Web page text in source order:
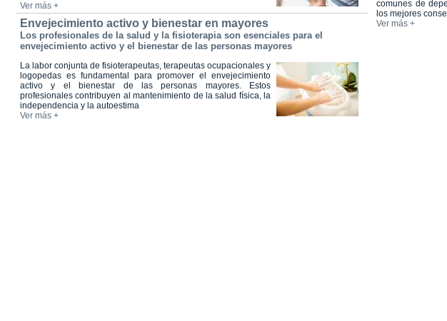
Ver más +
Envejecimiento activo y bienestar en mayores
Los profesionales de la salud y la fisioterapia son esenciales para el
envejecimiento activo y el bienestar de las personas mayores
La labor conjunta de fisioterapeutas, terapeutas ocupacionales y
logopedas es fundamental para promover el envejecimiento
activo y el bienestar de las personas mayores. Estos
profesionales contribuyen al mantenimiento de la salud física, la
independencia y la autoestima
Ver más +
comunes de
los mejores
Ver más +